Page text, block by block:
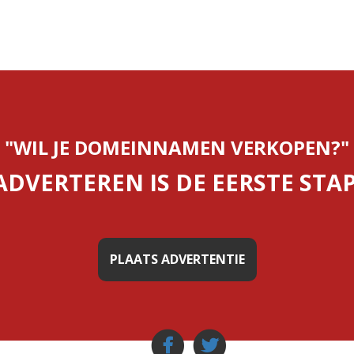
"WIL JE DOMEINNAMEN VERKOPEN?"
IS DE EERSTE
PLAATS ADVERTENTIE